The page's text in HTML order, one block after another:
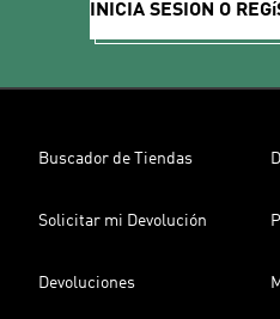
INICIA SESIÓN O
Buscador de Tiendas
Solicitar mi Devolución
Devoluciones